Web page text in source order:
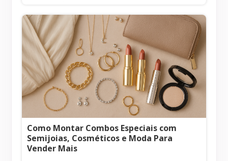
Como Montar Combos Especiais com
Semijoias, Cosméticos e Moda Para
Vender Mais